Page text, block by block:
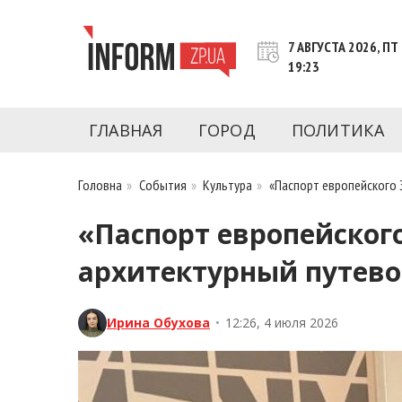
INFORM.ZP.UA – это информационный
последние новости Запорожья и
7 АВГУСТА 2026, ПТ
19:23
ГЛАВНАЯ ГОРОД ПОЛИТИКА
Головна » События »Культура » «Паспорт
«Паспорт
архитектурный
Ирина Обухова • 12:26, 4 июля 2026